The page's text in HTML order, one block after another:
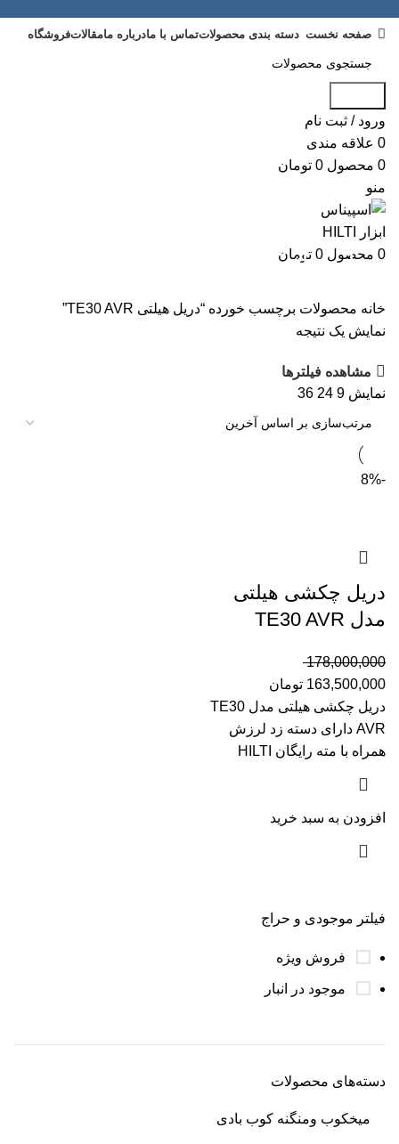
صفحه نخست دسته بندی محصولاتتماس با مادرباره مامقالاتفروشگاه
ورود / ثبت نام
0 علاقه مندی
0 محصول 0 تومان
منو
0 محصول 0 تومان
دریل هیلتی TE30 AVR
فیلتر موجودی و حراج
فروش ویژه
موجود در انبار
دسته‌های محصولات
میخکوب و‌منگنه کوب بادی
خانه محصولات برچسب خورده “دریل هیلتی TE30 AVR”
نمایش یک نتیجه
مشاهده فیلترها
نمایش 9
24
36
-8%
دریل چکشی هیلتی
مدل TE30 AVR
178,000,000
163,500,000 تومان
دریل چکشی هیلتی مدل TE30
AVR دارای دسته زد لرزش
همراه با مته رایگان HILTI
افزودن به سبد خرید